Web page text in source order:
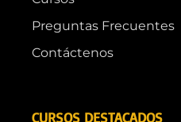
Preguntas Frecuentes
Contáctenos
CURSOS DESTACADOS